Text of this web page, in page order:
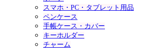
スマホ・PC・タブレット用品
ペンケース
手帳ケース・カバー
キーホルダー
チャーム